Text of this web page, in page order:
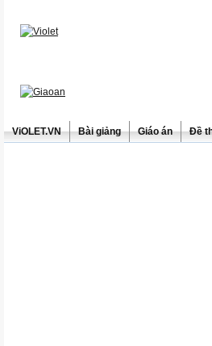
ViOLET.VN Bài giảng Giáo án Đề